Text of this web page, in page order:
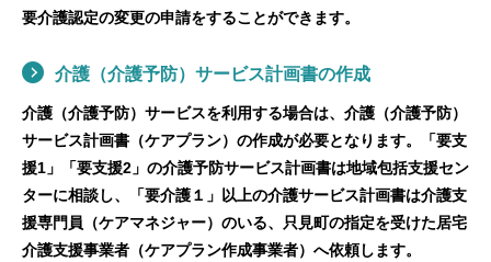
要介護認定の変更の申請をすることができます。
介護（介護予防）サービス計画書の作成
介護（介護予防）サービスを利用する場合は、介護（介護予防）
サービス計画書（ケアプラン）の作成が必要となります。「要支
援1」「要支援2」の介護予防サービス計画書は地域包括支援セン
ターに相談し、「要介護１」以上の介護サービス計画書は介護支
援専門員（ケアマネジャー）のいる、只見町の指定を受けた居宅
介護支援事業者（ケアプラン作成事業者）へ依頼します。